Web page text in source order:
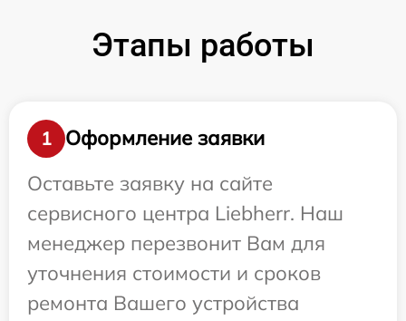
Этапы работы
1
Оформление заявки
Оставьте заявку на сайте
сервисного центра Liebherr. Наш
менеджер перезвонит Вам для
уточнения стоимости и сроков
ремонта Вашего устройства